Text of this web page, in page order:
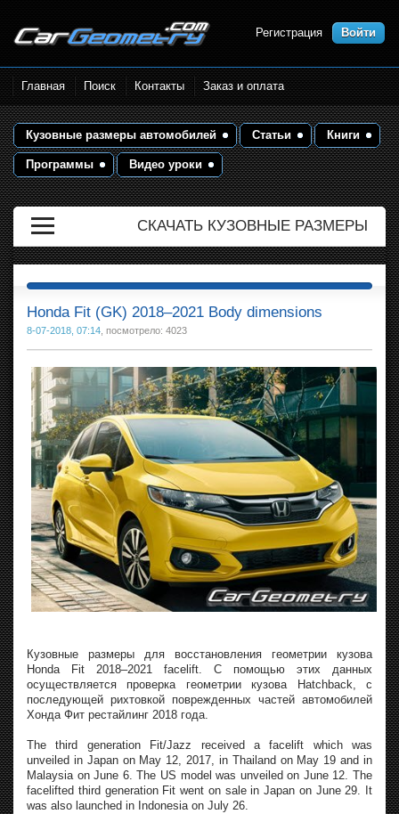
Размеры кузова автомобилей.
Контрольные точки и кузовные
размеры. Геометрия кузова
Регистрация Войти
Главная Поиск Контакты Заказ и оплата
Кузовные размеры автомобилей Статьи Книги
Программы Видео уроки
СКАЧАТЬ КУЗОВНЫЕ РАЗМЕРЫ
Honda Fit (GK) 2018–2021 Body dimensions
8-07-2018, 07:14 , посмотрело: 4023
Кузовные размеры для восстановления геометрии кузова
Honda Fit 2018–2021 facelift. С помощью этих данных
осуществляется проверка геометрии кузова Hatchback, с
последующей рихтовкой поврежденных частей автомобилей
Хонда Фит рестайлинг 2018 года.
The third generation Fit/Jazz received a facelift which was
unveiled in Japan on May 12, 2017, in Thailand on May 19 and in
Malaysia on June 6. The US model was unveiled on June 12. The
facelifted third generation Fit went on sale in Japan on June 29. It
was also launched in Indonesia on July 26.